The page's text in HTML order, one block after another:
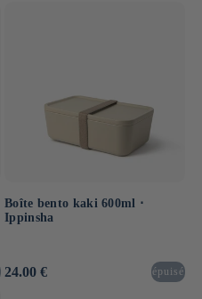
Boîte bento kaki 600ml ⋅
Ippinsha
Prix
24.00 € épuisé